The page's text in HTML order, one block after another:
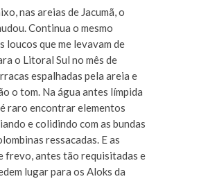
nas areias de Jacumã, o
Continua o mesmo
loucos que me levavam de
o Litoral Sul no mês de
espalhadas pela areia e
o tom. Na água antes límpida
raro encontrar elementos
e colidindo com as bundas
ressacadas. E as
frevo, antes tão requisitadas e
lugar para os Aloks da